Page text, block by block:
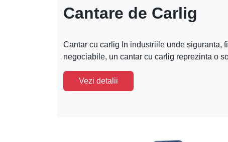
Cantare de Carlig
Cantar cu carlig In industriile unde siguranta,
negociabile, un cantar cu carlig reprezinta o
Vezi detalii